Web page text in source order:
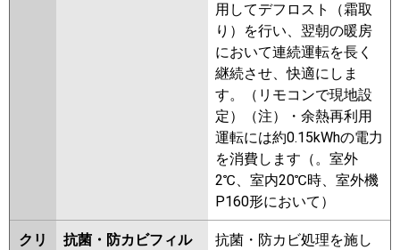
用してデフロスト（霜取
り）を行い、翌朝の暖房
において連続運転を長く
継続させ、快適にしま
す。（リモコンで現地設
定）（注）・余熱再利用
運転には約0.15kWhの電力
を消費します（。室外
2℃、室内20℃時、室外機
P160形において）
クリ
抗菌・防カビフィル
抗菌・防カビ処理を施し